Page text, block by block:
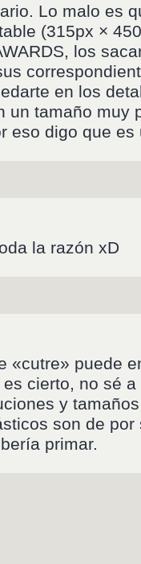
Lo malo es
(315px ×
los
en los
un tamaño muy
eso digo que
la razón xD
«cutre» puede
cierto, no sé a
y
son de
primar.